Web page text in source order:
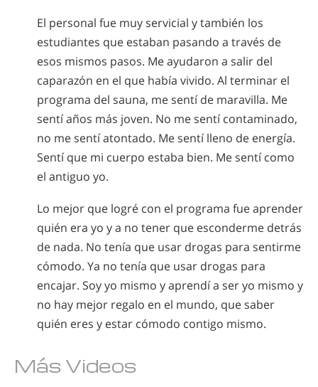
El personal fue muy servicial y también los
estudiantes que estaban pasando a través de
esos mismos pasos. Me ayudaron a salir del
caparazón en el que había vivido. Al terminar el
programa del sauna, me sentí de maravilla. Me
sentí años más joven. No me sentí contaminado,
no me sentí atontado. Me sentí lleno de energía.
Sentí que mi cuerpo estaba bien. Me sentí como
el antiguo yo.
Lo mejor que logré con el programa fue aprender
quién era yo y a no tener que esconderme detrás
de nada. No tenía que usar drogas para sentirme
cómodo. Ya no tenía que usar drogas para
encajar. Soy yo mismo y aprendí a ser yo mismo y
no hay mejor regalo en el mundo, que saber
quién eres y estar cómodo contigo mismo.
Más Videos